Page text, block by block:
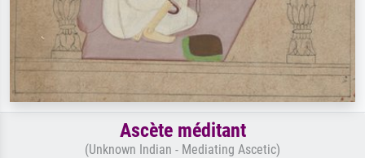
Ascète méditant
(Unknown Indian - Mediating Ascetic)